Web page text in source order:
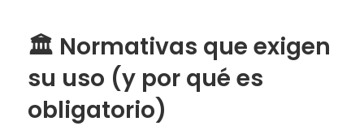
🏛️ Normativas que exigen
su uso (y por qué es
obligatorio)